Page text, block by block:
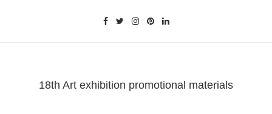
18th Art exhibition promotional materials